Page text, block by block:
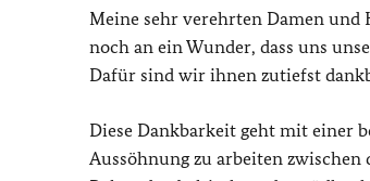
Meine sehr verehrten Damen und
noch an ein Wunder, dass uns
Dafür sind wir ihnen zutiefst
Diese Dankbarkeit geht mit einer
Aussöhnung zu arbeiten